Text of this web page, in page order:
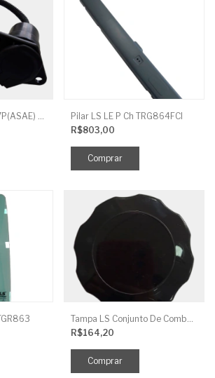
Pilar LS LE P Ch TRG864FCI
R$803,00
R$164,20